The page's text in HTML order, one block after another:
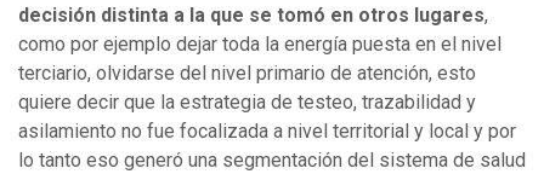
decisión distinta a la que se tomó en otros lugares,
como por ejemplo dejar toda la energía puesta en el nivel
terciario, olvidarse del nivel primario de atención, esto
quiere decir que la estrategia de testeo, trazabilidad y
asilamiento no fue focalizada a nivel territorial y local y por
lo tanto eso generó una segmentación del sistema de salud